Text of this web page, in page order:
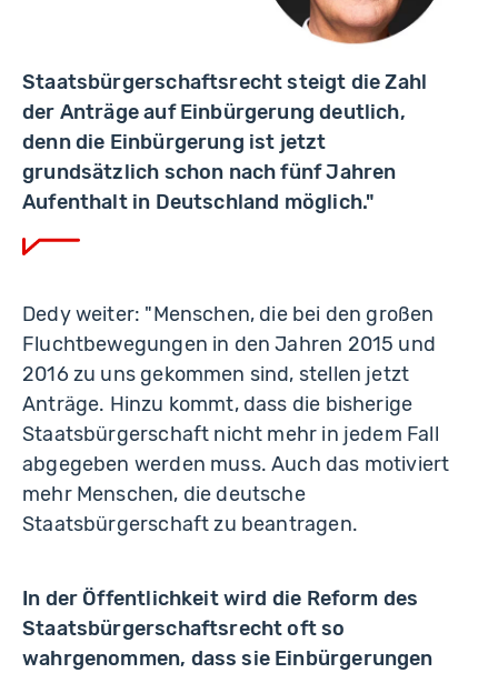
Staatsbürgerschaftsrecht steigt die Zahl
der Anträge auf Einbürgerung deutlich,
denn die Einbürgerung ist jetzt
grundsätzlich schon nach fünf Jahren
Aufenthalt in Deutschland möglich."
Dedy weiter: "Menschen, die bei den großen
Fluchtbewegungen in den Jahren 2015 und
2016 zu uns gekommen sind, stellen jetzt
Anträge. Hinzu kommt, dass die bisherige
Staatsbürgerschaft nicht mehr in jedem Fall
abgegeben werden muss. Auch das motiviert
mehr Menschen, die deutsche
Staatsbürgerschaft zu beantragen.
In der Öffentlichkeit wird die Reform des
Staatsbürgerschaftsrecht oft so
wahrgenommen, dass sie Einbürgerungen